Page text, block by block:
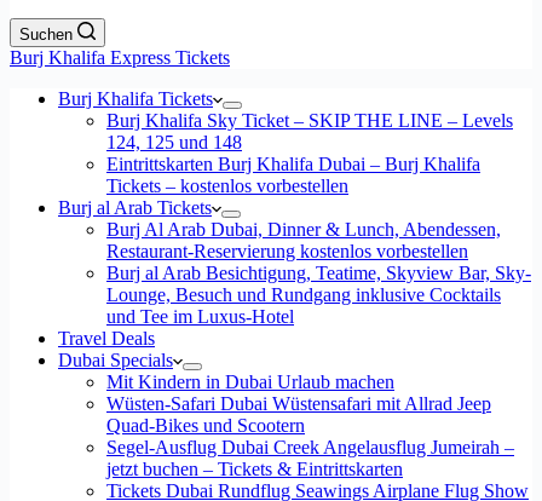
Suchen
Burj Khalifa Express Tickets
Burj Khalifa Tickets
Burj Khalifa Sky Ticket – SKIP THE LINE – Levels
124, 125 und 148
Eintrittskarten Burj Khalifa Dubai – Burj Khalifa
Tickets – kostenlos vorbestellen
Burj al Arab Tickets
Burj Al Arab Dubai, Dinner & Lunch, Abendessen,
Restaurant-Reservierung kostenlos vorbestellen
Burj al Arab Besichtigung, Teatime, Skyview Bar, Sky-
Lounge, Besuch und Rundgang inklusive Cocktails
und Tee im Luxus-Hotel
Travel Deals
Dubai Specials
Mit Kindern in Dubai Urlaub machen
Wüsten-Safari Dubai Wüstensafari mit Allrad Jeep
Quad-Bikes und Scootern
Segel-Ausflug Dubai Creek Angelausflug Jumeirah –
jetzt buchen – Tickets & Eintrittskarten
Tickets Dubai Rundflug Seawings Airplane Flug Show